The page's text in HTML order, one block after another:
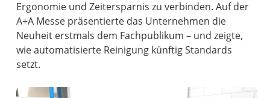
Ergonomie und Zeitersparnis zu verbinden. Auf der
A+A Messe präsentierte das Unternehmen die
Neuheit erstmals dem Fachpublikum – und zeigte,
wie automatisierte Reinigung künftig Standards
setzt.